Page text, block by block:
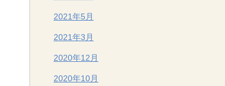
2021年5月
2021年3月
2020年12月
2020年10月